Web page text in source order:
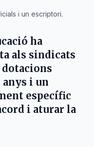
i un escriptori.
ha
als sindicats
dotacions
i un
específic
i aturar la